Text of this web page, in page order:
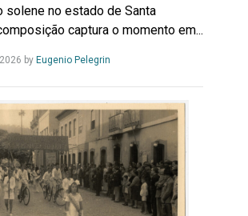
solene no estado de Santa
captura o momento em...
by Eugenio PelegrinLeia